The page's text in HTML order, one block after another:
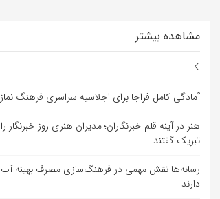
مشاهده بیشتر
آمادگی کامل فراجا برای اجلاسیه سراسری فرهنگ نماز
هنر در آینه قلم خبرنگاران؛ مدیران هنری روز خبرنگار را
تبریک گفتند
رسانه‌ها نقش مهمی در فرهنگ‌سازی مصرف بهینه آب
دارند